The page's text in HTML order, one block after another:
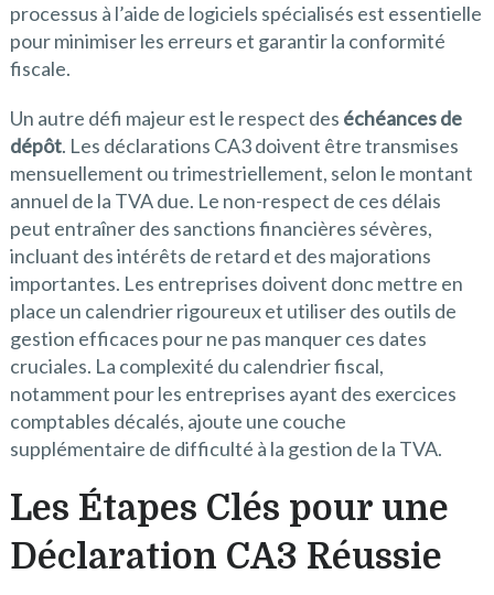
processus à l’aide de logiciels spécialisés est essentielle
pour minimiser les erreurs et garantir la conformité
fiscale.
Un autre défi majeur est le respect des échéances de
dépôt. Les déclarations CA3 doivent être transmises
mensuellement ou trimestriellement, selon le montant
annuel de la TVA due. Le non-respect de ces délais
peut entraîner des sanctions financières sévères,
incluant des intérêts de retard et des majorations
importantes. Les entreprises doivent donc mettre en
place un calendrier rigoureux et utiliser des outils de
gestion efficaces pour ne pas manquer ces dates
cruciales. La complexité du calendrier fiscal,
notamment pour les entreprises ayant des exercices
comptables décalés, ajoute une couche
supplémentaire de difficulté à la gestion de la TVA.
Les Étapes Clés pour une
Déclaration CA3 Réussie